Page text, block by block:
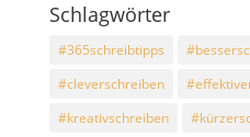
Schlagwörter
#365schreibtipps
#cleverschreiben
#kreativschreiben